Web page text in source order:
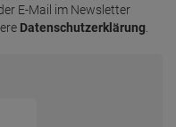
E-Mail im Newsletter
Datenschutzerklärung